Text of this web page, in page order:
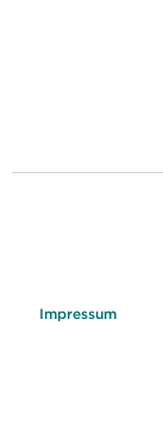
Impressum